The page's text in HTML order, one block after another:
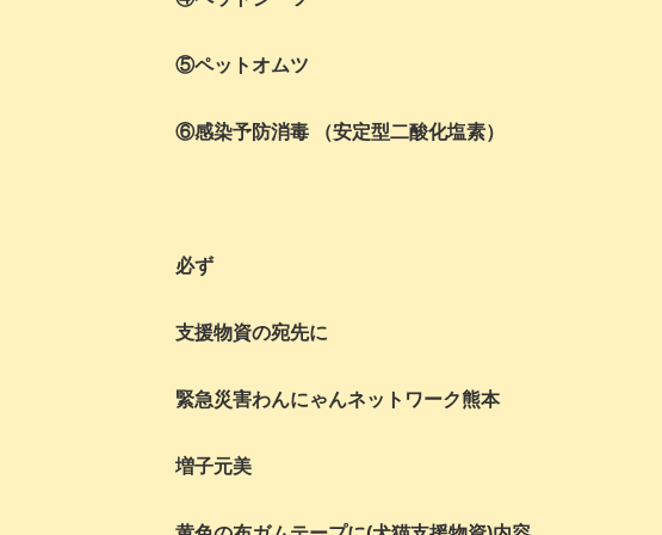
⑤ペットオムツ
⑥感染予防消毒 （安定型二酸化塩素）
必ず
支援物資の宛先に
緊急災害わんにゃんネットワーク熊本
増子元美